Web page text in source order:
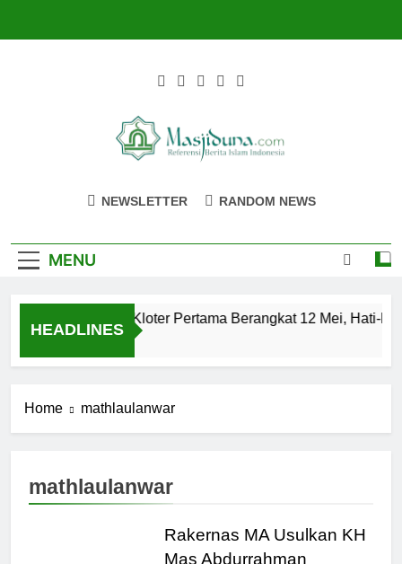
Masjiduna
NEWSLETTER RANDOM NEWS
MENU
HEADLINES
Calon Jemaah Haji Kloter Pertama Berangkat 12 Mei, Hati-
Home mathlaulanwar
mathlaulanwar
Rakernas MA Usulkan KH
Mas Abdurrahman